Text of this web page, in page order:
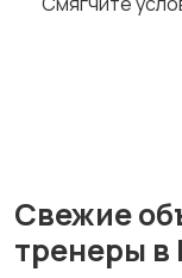
Свежие
тренеры в